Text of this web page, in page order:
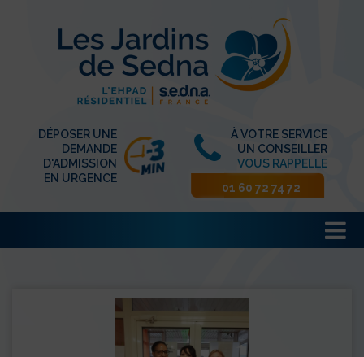
DÉPOSER UNE
DEMANDE
D'ADMISSION
EN URGENCE
À VOTRE SERVICE
UN CONSEILLER
VOUS RAPPELLE
01 60 72 74 72